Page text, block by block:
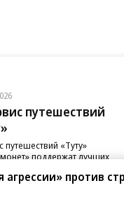
путешествий
путешествий «Туту»
поддержат лучших
против